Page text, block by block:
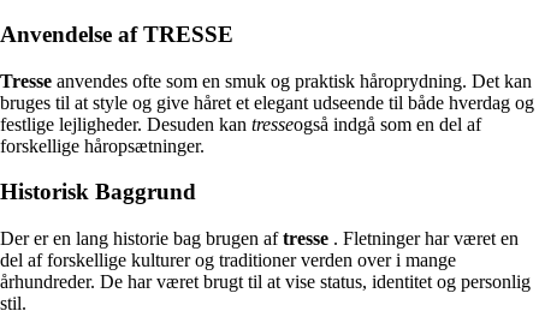
Anvendelse af TRESSE
Tresse anvendes ofte som en smuk og praktisk håroprydning. Det kan
bruges til at style og give håret et elegant udseende til både hverdag og
festlige lejligheder. Desuden kan tresseogså indgå som en del af
forskellige håropsætninger.
Historisk Baggrund
Der er en lang historie bag brugen aftresse . Fletninger har været en
del af forskellige kulturer og traditioner verden over i mange
århundreder. De har været brugt til at vise status, identitet og personlig
stil.